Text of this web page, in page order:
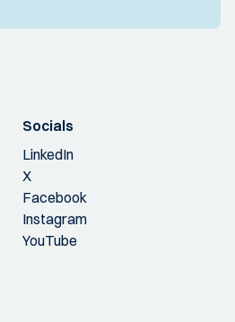
Socials
LinkedIn
X
Facebook
Instagram
YouTube